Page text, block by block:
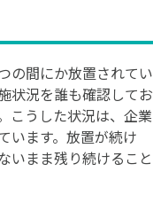
の間にか放置されてい
状況を誰も確認してお
こうした状況は、企業
います。放置が続け
いまま残り続けること